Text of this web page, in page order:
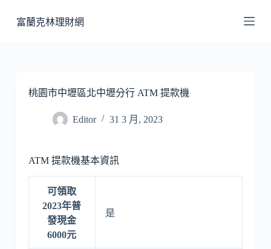
至
富蘭克林理財網
桃園市中壢區北中壢分行 ATM 提款機
Editor 31 3 月, 2023
ATM 提款機基本資訊
可領取
2023年普
發現金
6000元
是